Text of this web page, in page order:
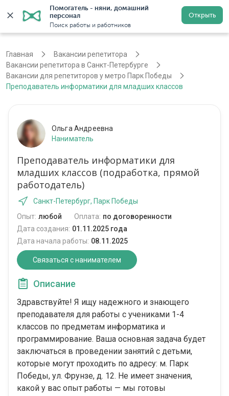
Помогатель - няни, домашний
персонал
Поиск работы и работников
Открыть
Санкт-Петербург Регистрация
Главная
Вакансии репетитора
Вакансии репетитора в Санкт-Петербурге
Вакансии для репетиторов у метро Парк Победы
Преподаватель информатики для младших классов
Ольга Андреевна
Наниматель
Преподаватель информатики для
младших классов (подработка, прямой
работодатель)
Санкт-Петербург, Парк Победы
Опыт: любой Оплата: по договоренности
Дата создания: 01.11.2025 года
Дата начала работы: 08.11.2025
Связаться с нанимателем
Описание
Здравствуйте! Я ищу надежного и знающего
преподавателя для работы с учениками 1-4
классов по предметам информатика и
программирование. Ваша основная задача будет
заключаться в проведении занятий с детьми,
которые могут проходить по адресу: м. Парк
Победы, ул. Фрунзе, д. 12. Не имеет значения,
какой у вас опыт работы — мы готовы